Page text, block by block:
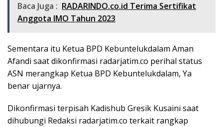
Baca Juga : RADARINDO.co.id Terima Sertifikat
Anggota IMO Tahun 2023
Sementara itu Ketua BPD Kebuntelukdalam Aman
Afandi saat dikonfirmasi radarjatim.co perihal status
ASN merangkap Ketua BPD Kebuntelukdalam, Ya
benar ujarnya.
Dikonfirmasi terpisah Kadishub Gresik Kusaini saat
dihubungi Redaksi radarjatim.co terkait rangkap